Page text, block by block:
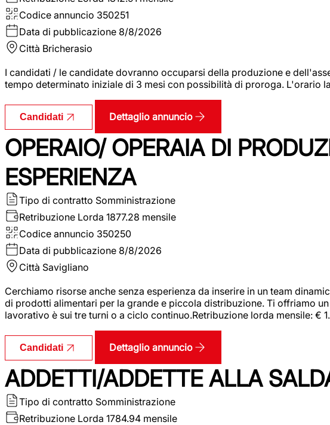
Codice annuncio 350251
Data di pubblicazione 8/8/2026
Città Bricherasio
I candidati / le candidate dovranno occuparsi della produzione e
tempo determinato iniziale di 3 mesi con possibilità di proroga. L'orario
Candidati Dettaglio annuncio
OPERAIO/ OPERAIA DI
ESPERIENZA
Tipo di contratto Somministrazione
Retribuzione Lorda 1877.28 mensile
Codice annuncio 350250
Data di pubblicazione 8/8/2026
Città Savigliano
Cerchiamo risorse anche senza esperienza da inserire in un team
di prodotti alimentari per la grande e piccola distribuzione. Ti offriamo
lavorativo è sui tre turni o a ciclo continuo.Retribuzione lorda mensile: €
Candidati Dettaglio annuncio
ADDETTI/ADDETTE ALLA
Tipo di contratto Somministrazione
Retribuzione Lorda 1784.94 mensile